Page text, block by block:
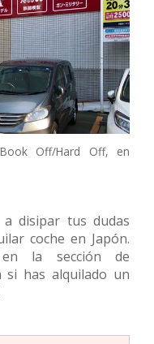
Off/Hard Off, en
a disipar tus dudas
coche en Japón.
en la sección de
si has alquilado un